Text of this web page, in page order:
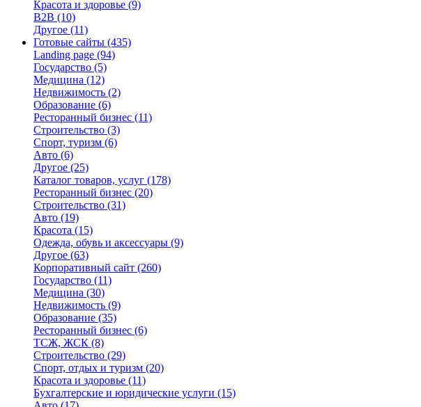
Красота и здоровье (9)
B2B (10)
Другое (11)
Готовые сайты (435)
Landing page (94)
Государство (5)
Медицина (12)
Недвижимость (2)
Образование (6)
Ресторанный бизнес (11)
Строительство (3)
Спорт, туризм (6)
Авто (6)
Другое (25)
Каталог товаров, услуг (178)
Ресторанный бизнес (20)
Строительство (31)
Авто (19)
Красота (15)
Одежда, обувь и аксессуары (9)
Другое (63)
Корпоративный сайт (260)
Государство (11)
Медицина (30)
Недвижимость (9)
Образование (35)
Ресторанный бизнес (6)
ТСЖ, ЖСК (8)
Строительство (29)
Спорт, отдых и туризм (20)
Красота и здоровье (11)
Бухгалтерские и юридические услуги (15)